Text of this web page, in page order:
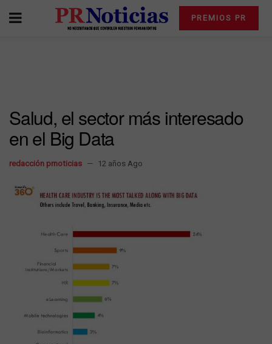
PREMIOS PR
Salud, el sector más interesado
en el Big Data
redacción prnoticias 12 años Ago